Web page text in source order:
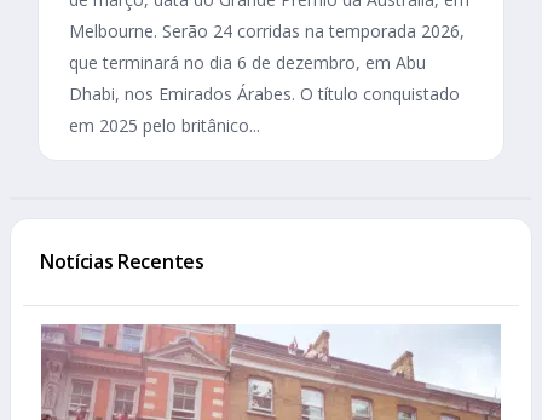
Melbourne. Serão 24 corridas na temporada 2026,
que terminará no dia 6 de dezembro, em Abu
Dhabi, nos Emirados Árabes. O título conquistado
em 2025 pelo britânico...
Notícias Recentes